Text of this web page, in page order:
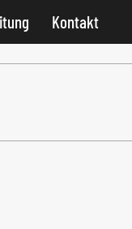
Kontakt